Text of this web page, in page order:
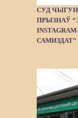
СУД
ПРЫЗНАЎ
САМИЗДАТ”